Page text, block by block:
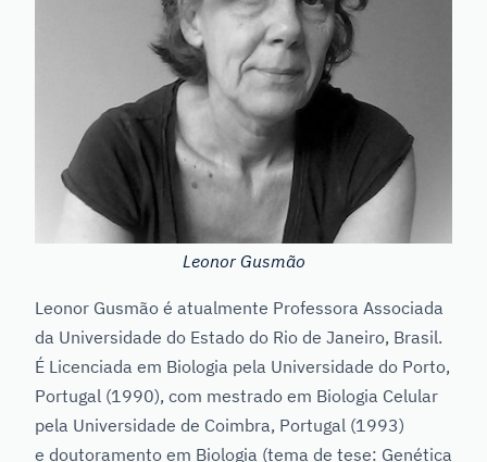
Leonor Gusmão
Leonor Gusmão é atualmente Professora Associada
da Universidade do Estado do Rio de Janeiro, Brasil.
É Licenciada em Biologia pela Universidade do Porto,
Portugal (1990), com mestrado em Biologia Celular
pela Universidade de Coimbra, Portugal (1993)
e doutoramento em Biologia (tema de tese: Genética